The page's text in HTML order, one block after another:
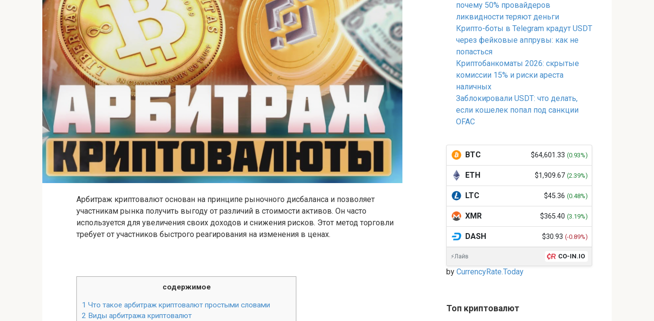
Арбитраж криптовалют основан на принципе рыночного дисбаланса и позволяет
участникам рынка получить выгоду от различий в стоимости активов. Он часто
используется для увеличения своих доходов и снижения рисков. Этот метод торговли
требует от участников быстрого реагирования на изменения в ценах.
содержимое
1 Что такое арбитраж криптовалют простыми словами
2 Виды арбитража криптовалют
почему 50% провайдеров
ликвидности теряют деньги
Крипто-боты в Telegram крадут USDT
через фейковые аппрувы: как не
попасться
Криптобанкоматы 2026: скрытые
комиссии 15% и риски ареста
наличных
Заблокировали USDT: что делать,
если кошелек попал под санкции
OFAC
BTC $64,601.33 (0.93%)
ETH $1,909.67 (2.39%)
LTC $45.36 (0.48%)
XMR $365.40 (3.19%)
DASH $30.93 (-0.89%)
⚡Лайв CO-IN.IO
by CurrencyRate.Today
Топ криптовалют